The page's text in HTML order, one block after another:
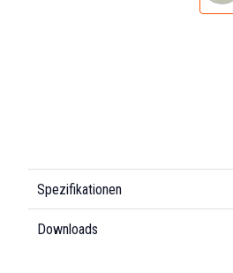
Spezifikationen
Downloads